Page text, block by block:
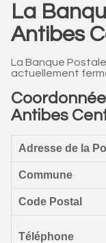
La
Antibes
La Banque
actuellement
Antibes
Adresse de la
Commune
Code Postal
Téléphone